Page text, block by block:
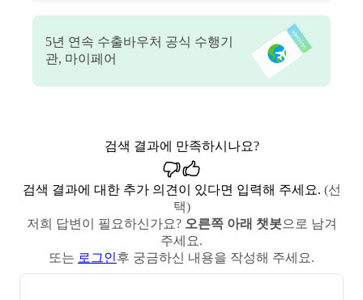
5년 연속 수출바우처 공식 수행기
관, 마이페어
검색 결과에 만족하시나요?
검색 결과에 대한 추가 의견이 있다면 입력해 주세요. (선
택)
저희 답변이 필요하신가요? 오른쪽 아래 챗봇으로 남겨
주세요.
또는 로그인후 궁금하신 내용을 작성해 주세요.